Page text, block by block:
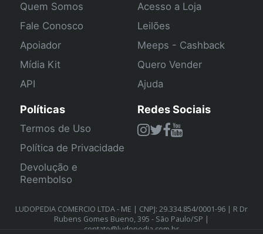
Quem Somos
Fale Conosco
Apoiador
Mídia Kit
API
Acesso a Loja
Leilões
Meeps - Cashback
Quero Vender
Ajuda
Políticas
Termos de Uso
Política de Privacidade
Devolução e
Reembolso
Redes Sociais
LUDOPEDIA COMERCIO LTDA - ME | CNPJ: 29.334.854/0001-96 | R Dr
Rubens Gomes Bueno, 395 - São Paulo/SP |
contato@ludopedia.com.br